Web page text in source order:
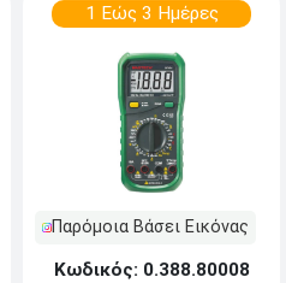
1 Εώς 3 Ημέρες
Παρόμοια Βάσει Εικόνας
Κωδικός: 0.388.80008